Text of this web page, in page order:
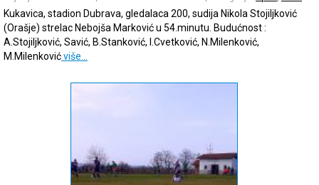
Kukavica, stadion Dubrava, gledalaca 200, sudija Nikola Stojiljković
(Orašje) strelac Nebojša Marković u 54.minutu. Budućnost :
A.Stojiljković, Savić, B.Stanković, I.Cvetković, N.Milenković,
M.Milenkovićviše…